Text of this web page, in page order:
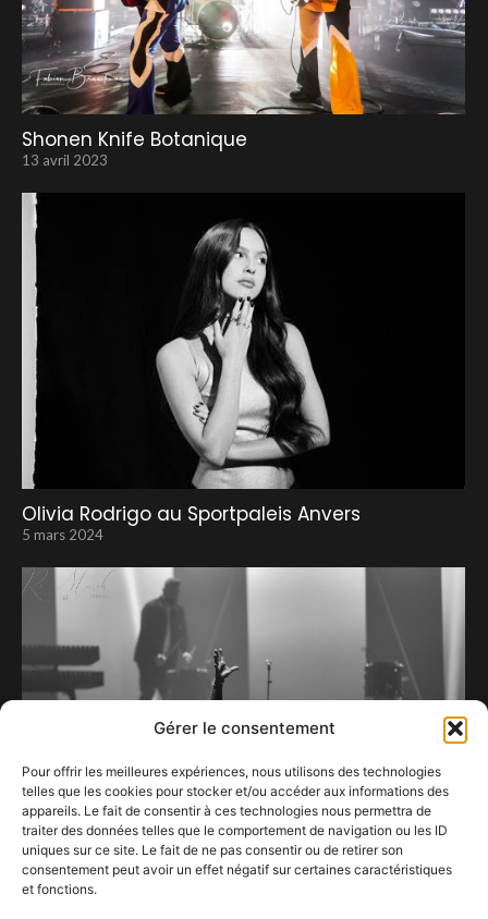
Gérer le consentement
Pour offrir les meilleures expériences, nous utilisons des technologies
telles que les cookies pour stocker et/ou accéder aux informations des
appareils. Le fait de consentir à ces technologies nous permettra de
traiter des données telles que le comportement de navigation ou les ID
uniques sur ce site. Le fait de ne pas consentir ou de retirer son
consentement peut avoir un effet négatif sur certaines caractéristiques
et fonctions.
Shonen Knife Botanique
13 avril 2023
Olivia Rodrigo au Sportpaleis Anvers
5 mars 2024
Claudio Capéo, ému par l’accueil que lui a